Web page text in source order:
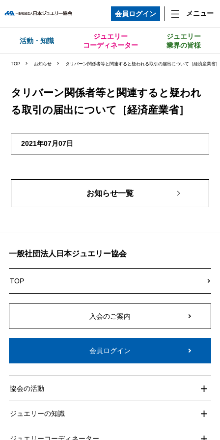
会員ログイン メニュー
活動・知識
ジュエリー
コーディネーター
ジュエリー
業界の皆様
TOP お知らせ タリバーン関係者等と関連すると疑われる取引の届出について［経済産業省］
タリバーン関係者等と関連すると疑われ
る取引の届出について［経済産業省］
2021年07月07日
お知らせ一覧
一般社団法人日本ジュエリー協会
TOP
入会のご案内
会員ログイン
協会の活動
ジュエリーの知識